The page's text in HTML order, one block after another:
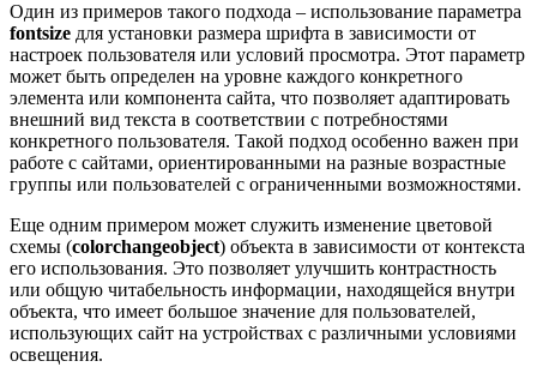
Один из примеров такого подхода – использование параметра
fontsize для установки размера шрифта в зависимости от
настроек пользователя или условий просмотра. Этот параметр
может быть определен на уровне каждого конкретного
элемента или компонента сайта, что позволяет адаптировать
внешний вид текста в соответствии с потребностями
конкретного пользователя. Такой подход особенно важен при
работе с сайтами, ориентированными на разные возрастные
группы или пользователей с ограниченными возможностями.
Еще одним примером может служить изменение цветовой
схемы (colorchangeobject) объекта в зависимости от контекста
его использования. Это позволяет улучшить контрастность
или общую читабельность информации, находящейся внутри
объекта, что имеет большое значение для пользователей,
использующих сайт на устройствах с различными условиями
освещения.